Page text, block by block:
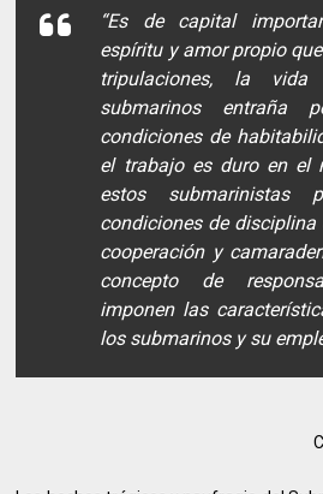
“Es de capital
espíritu y amor propio
tripulaciones, la
submarinos entraña
condiciones de
el trabajo es duro en el
estos submarinistas
condiciones de disciplina
cooperación y
concepto de
imponen las
los submarinos y su